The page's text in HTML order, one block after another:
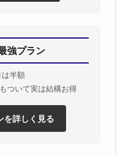
強プラン
半額
ついて実は結構お得
を詳しく見る